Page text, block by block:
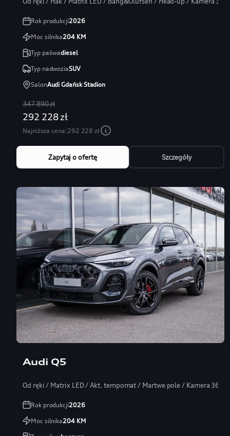
Rok produkcji2026
Moc silnika204KM
Typ paliwadiesel
Typ nadwoziaSUV
SalonAudi Gdańsk Stadion
347 890 zł
292 228 zł
Najniższa cena:292 228 zł
Zapytaj o ofertę Szczegóły
Audi Q5
Od ręki / Matrix LED / Akt. tempomat / Martwe pole / Kamera 360
Rok produkcji2026
Moc silnika204KM